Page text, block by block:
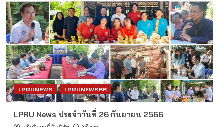
LPRUNEWS LPRUNEWS66
LPRU News ประจำวันที่ 26 กันยายน 2566